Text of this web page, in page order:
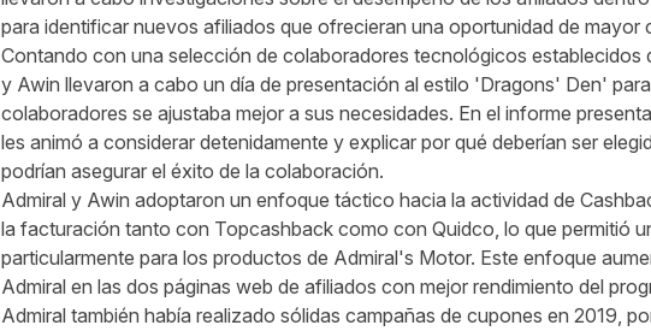
para identificar nuevos afiliados que ofrecieran una oportunidad de mayor
Contando con una selección de colaboradores tecnológicos establecidos
y Awin llevaron a cabo un día de presentación al estilo 'Dragons' Den'
colaboradores se ajustaba mejor a sus necesidades. En el informe
les animó a considerar detenidamente y explicar por qué deberían ser
podrían asegurar el éxito de la colaboración.
Admiral y Awin adoptaron un enfoque táctico hacia la actividad de
la facturación tanto con Topcashback como con Quidco, lo que permitió
particularmente para los productos de Admiral's Motor. Este enfoque
Admiral en las dos páginas web de afiliados con mejor rendimiento del
Admiral también había realizado sólidas campañas de cupones en 2019,